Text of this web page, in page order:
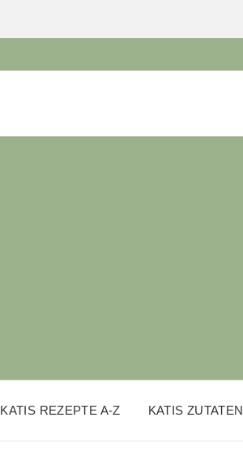
KATIS REZEPTE A-Z KATIS ZUTATEN